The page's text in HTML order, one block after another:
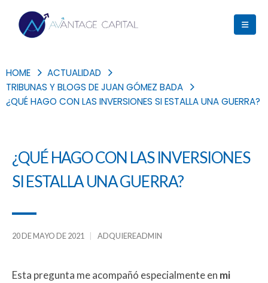
HOME
ACTUALIDAD
TRIBUNAS Y BLOGS DE JUAN GÓMEZ BADA
¿QUÉ HAGO CON LAS INVERSIONES SI ESTALLA UNA GUERRA?
¿QUÉ HAGO CON LAS INVERSIONES
SI ESTALLA UNA GUERRA?
20 DE MAYO DE 2021 ADQUIEREADMIN
Esta pregunta me acompañó especialmente en mi